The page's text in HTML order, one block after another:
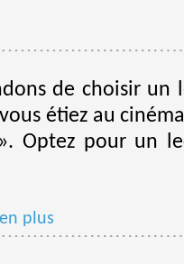
de choisir
étiez au
Optez pour un
plus